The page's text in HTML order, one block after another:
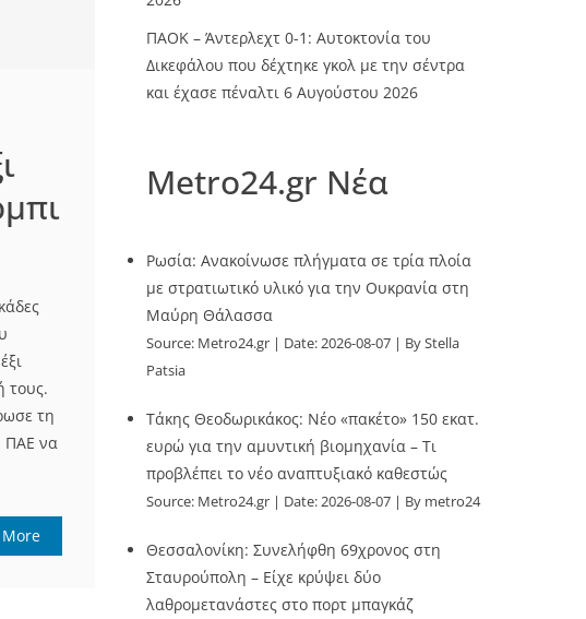
τους.
τη
ΠΑΕ να
More
ΠΑΟΚ – Άντερλεχτ 0-1: Αυτοκτονία του
Δικεφάλου που δέχτηκε γκολ με την σέντρα
και έχασε πέναλτι 6 Αυγούστου 2026
Metro24.gr Νέα
Ρωσία: Ανακοίνωσε πλήγματα σε τρία πλοία
με στρατιωτικό υλικό για την Ουκρανία στη
Μαύρη Θάλασσα
Source: Metro24.gr Date: 2026-08-07
By Stella
Patsia
Τάκης Θεοδωρικάκος: Νέο «πακέτο» 150 εκατ.
ευρώ για την αμυντική βιομηχανία – Τι
προβλέπει το νέο αναπτυξιακό καθεστώς
Source: Metro24.gr Date: 2026-08-07 By metro24
Θεσσαλονίκη: Συνελήφθη 69χρονος στη
Σταυρούπολη – Είχε κρύψει δύο
λαθρομετανάστες στο πορτ μπαγκάζ